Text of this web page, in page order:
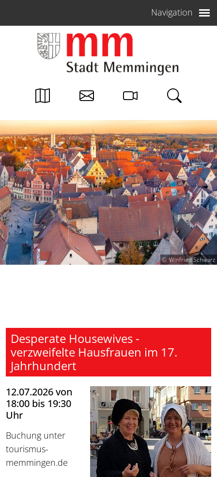
Navigation
Winfried Schwarz
Desperate Housewives -
verzweifelte Hausfrauen im 17.
Jahrhundert
12.07.2026 von
18:00 bis 19:30
Uhr
Buchung unter
tourismus-
memmingen.de